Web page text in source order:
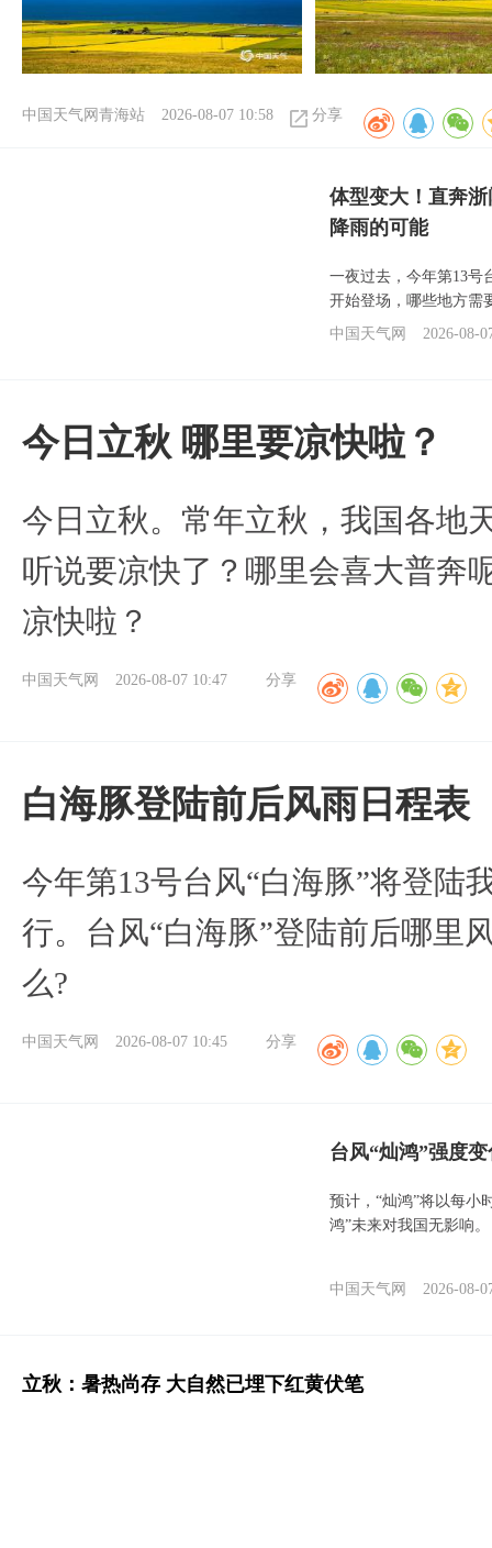
中国天气网青海站 2026-08-07 10:58 分享
体型变大！直奔
降雨的可能
一夜过去，今年第13号
开始登场，哪些地方需
中国天气网
2026-08-
今日立秋 哪里要凉快啦？
今日立秋。常年立秋，我国各地
听说要凉快了？哪里会喜大普奔
凉快啦？
中国天气网 2026-08-07 10:47 分享
白海豚登陆前后风雨日程表
今年第13号台风“白海豚”将登陆
行。台风“白海豚”登陆前后哪里
么?
中国天气网 2026-08-07 10:45 分享
台风“灿鸿”强度
预计，“灿鸿”将以每小
鸿”未来对我国无影响。
中国天气网 2026-08-
立秋：暑热尚存 大自然已埋下红黄伏笔